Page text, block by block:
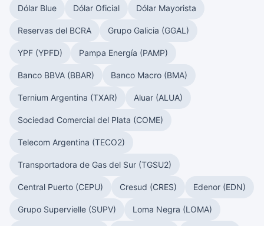
Dólar Blue Dólar Oficial Dólar Mayorista
Reservas del BCRA Grupo Galicia (GGAL)
YPF (YPFD) Pampa Energía (PAMP)
Banco BBVA (BBAR) Banco Macro (BMA)
Ternium Argentina (TXAR) Aluar (ALUA)
Sociedad Comercial del Plata (COME)
Telecom Argentina (TECO2)
Transportadora de Gas del Sur (TGSU2)
Central Puerto (CEPU) Cresud (CRES) Edenor (EDN)
Grupo Supervielle (SUPV) Loma Negra (LOMA)